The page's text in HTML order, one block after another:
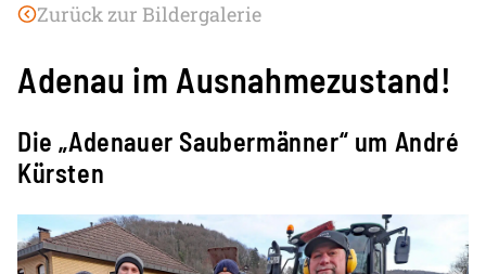
Zurück zur Bildergalerie
Adenau im Ausnahmezustand!
Die „Adenauer Saubermänner“ um André
Kürsten